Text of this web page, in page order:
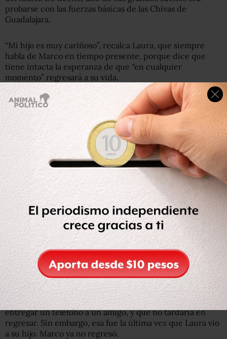
probarse con las fuerzas básicas de las Chivas de
Guadalajara.
“Mi hijo es muy cariñoso”, recalca Laura, que siempre
habla de Marco en tiempo presente, porque dice que
tiene intacta la esperanza de que “en cualquier
momento” regresará a su vida.
“Nunca lo vi que se metiera en problemas, la gente lo
estima mucho porque es muy respetuoso. Ahorita que no
está, me dicen que no entienden por qué desapareció, si
no se metía con nadie, no era problemático, es una
persona muy carismática”.
“No te vayas, ya es tarde”
Marco Julio salió de su casa la noche del 14 de octubre de
2012, alrededor de las 11.
“Ya se iba a acostar -cuenta Laura-. Y ya estaba
arreglando su cama, cuando le suena el teléfono y yo
escucho que contesta y dice: ‘Sí, ahorita voy para allá’.
Sale de la habitación y me dice: ‘Mamá ahorita regreso’.
Yo le respondo: ‘No te vayas, ya es tarde hijo’”.
Pero Marco le explicó a su madre que únicamente iba a
entregar un teléfono a un amigo, y que no tardaría en
regresar. Sin embargo, esa fue la última vez que Laura vio
a su hijo. Marco ya no regresó.